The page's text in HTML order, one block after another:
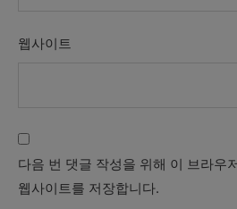
웹사이트
다음 번 댓글 작성을 위해 이 브라우
웹사이트를 저장합니다.